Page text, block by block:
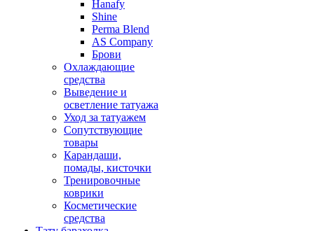
Hanafy
Shine
Perma Blend
AS Company
Брови
Охлаждающие
средства
Выведение и
осветление татуажа
Уход за татуажем
Сопутствующие
товары
Карандаши,
помады, кисточки
Тренировочные
коврики
Косметические
средства